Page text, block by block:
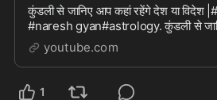
कुंडली से जानिए आप कहां रहेंगे देश या विदेश
#naresh gyan#astrology. कुंडली से
विदेश |#videsh Yatra yog #naresh...
youtube.com
1